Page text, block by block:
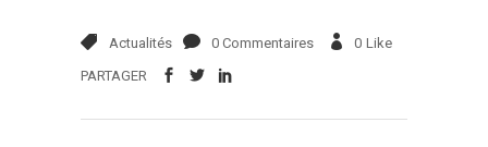
Actualités 0 Commentaires 0 Like
PARTAGER